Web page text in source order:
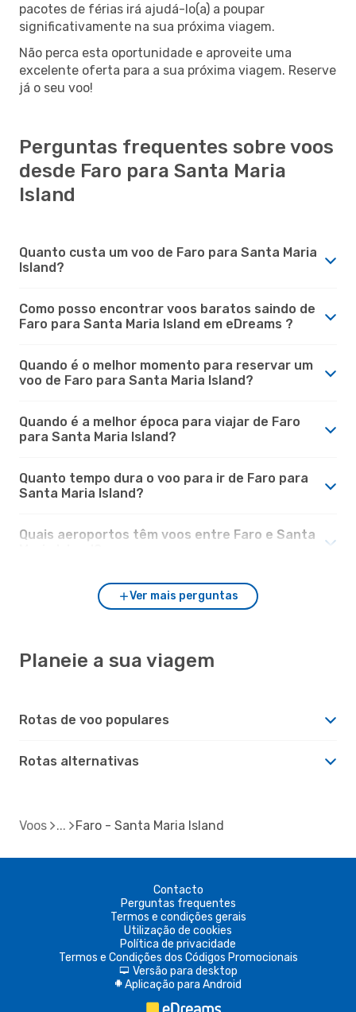
pacotes de férias irá ajudá-lo(a) a poupar
significativamente na sua próxima viagem.
Não perca esta oportunidade e aproveite uma
excelente oferta para a sua próxima viagem. Reserve
já o seu voo!
Perguntas frequentes sobre voos
desde Faro para Santa Maria
Island
Quanto custa um voo de Faro para Santa Maria
Island?
Como posso encontrar voos baratos saindo de
Faro para Santa Maria Island em eDreams ?
Quando é o melhor momento para reservar um
voo de Faro para Santa Maria Island?
Quando é a melhor época para viajar de Faro
para Santa Maria Island?
Quanto tempo dura o voo para ir de Faro para
Santa Maria Island?
Quais aeroportos têm voos entre Faro e Santa
Ver mais perguntas
Planeie a sua viagem
Rotas de voo populares
Rotas alternativas
Voos Faro - Santa Maria Island
Contacto
Perguntas frequentes
Termos e condições gerais
Utilização de cookies
Política de privacidade
Termos e Condições dos Códigos Promocionais
d Versão para desktop
A Aplicação para Android